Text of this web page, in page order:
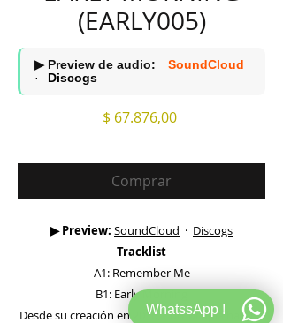
(EARLY005)
▶ Preview de audio:
SoundCloud
·
Discogs
$ 67.876,00Precio
Comprar
▶ Preview: SoundCloud · Discogs
Tracklist
A1: Remember Me
B1: Early Morning
Desde su creación en 2016, Cornucopia ha sido
WhatssApp !